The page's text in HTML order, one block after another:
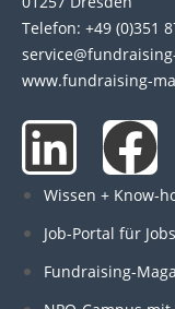
Telefon: +49 (0)351
www.fundraising-
L
i
n
F
a
c
Wissen + Know-
Job-Portal für
Fundraising-